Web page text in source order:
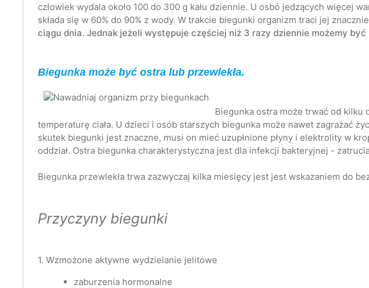
człowiek wydala około 100 do 300 g kału dziennie. U osbó jedzących więcej
składa się w 60% do 90% z wody. W trakcie biegunki organizm traci jej
ciągu dnia. Jednak jeżeli występuje częściej niż 3 razy dziennie możemy być
Biegunka może być ostra lub przewlekła.
Biegunka ostra może trwać od kilku
temperaturę ciała. U dzieci i osób starszych biegunka może nawet zagrażać
skutek biegunki jest znaczne, musi on mieć uzupłnione płyny i elektrolity w
oddział. Ostra biegunka charakterystyczna jest dla infekcji bakteryjnej -
Biegunka przewlekła trwa zazwyczaj kilka miesięcy jest jest wskazaniem do
Przyczyny biegunki
1. Wzmożone aktywne wydzielanie jelitowe
zaburzenia hormonalne